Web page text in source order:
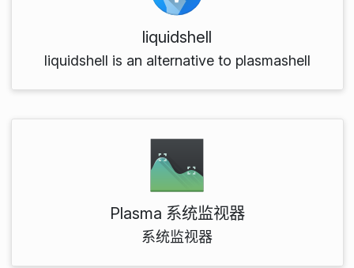
liquidshell
liquidshell is an alternative to plasmashell
Plasma 系统监视器
系统监视器